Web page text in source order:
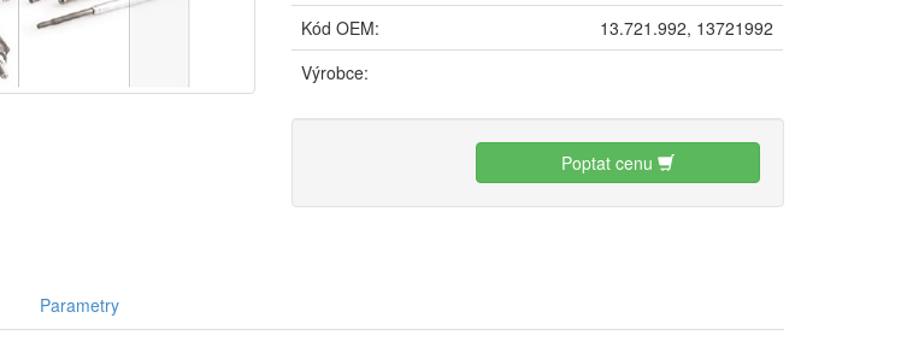
Kód OEM:
13.721.992, 13721992
Výrobce:
Poptat cenu
Parametry